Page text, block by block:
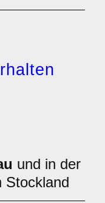
und in der
Stockland